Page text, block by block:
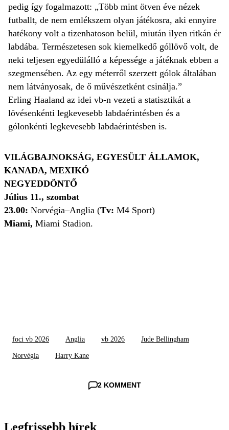
pedig így fogalmazott: „Több mint ötven éve nézek
futballt, de nem emlékszem olyan játékosra, aki ennyire
hatékony volt a tizenhatoson belül, miután ilyen ritkán ér
labdába. Természetesen sok kiemelkedő góllövő volt, de
neki teljesen egyedülálló a képessége a játéknak ebben a
szegmensében. Az egy méterről szerzett gólok általában
nem látványosak, de ő művészetként csinálja.”
Erling Haaland az idei vb-n vezeti a statisztikát a
lövésenkénti legkevesebb labdaérintésben és a
gólonkénti legkevesebb labdaérintésben is.
VILÁGBAJNOKSÁG, EGYESÜLT ÁLLAMOK,
KANADA, MEXIKÓ
NEGYEDDÖNTŐ
Július 11., szombat
23.00: Norvégia–Anglia (Tv: M4 Sport)
Miami, Miami Stadion.
foci vb 2026 Anglia vb 2026 Jude Bellingham
Norvégia Harry Kane
2 KOMMENT
Legfrissebb hírek